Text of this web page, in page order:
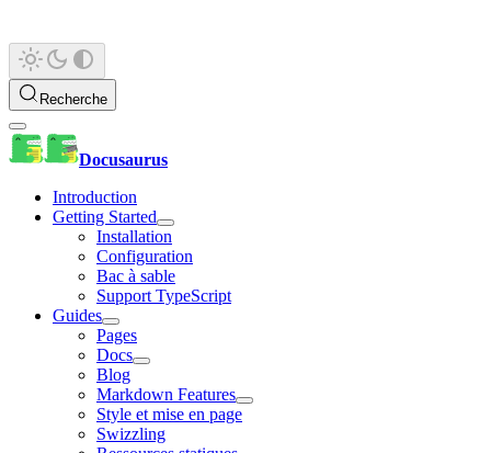
Recherche
Docusaurus
Introduction
Getting Started
Installation
Configuration
Bac à sable
Support TypeScript
Guides
Pages
Docs
Blog
Markdown Features
Style et mise en page
Swizzling